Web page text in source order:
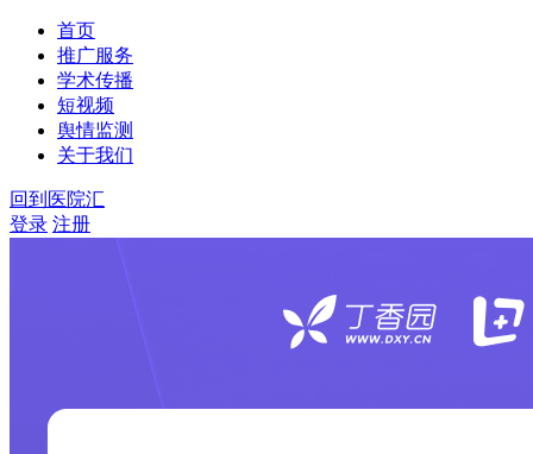
首页
推广服务
学术传播
短视频
舆情监测
关于我们
回到医院汇
登录 注册